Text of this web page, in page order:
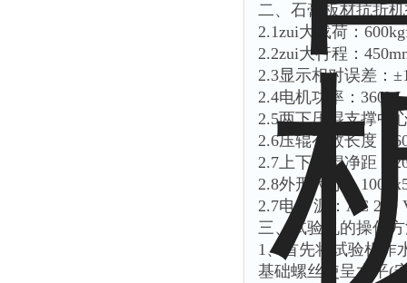
二、石膏板材抗折
2.1zui大载荷：
2.2zui大行程：
2.3显示相对误差：
2.4电机功率：360W
2.5两下压棍支撑中
2.6压辊有效长度：
2.7上下压辊净距：
2.8外形尺寸：
2.7电 源：AC 220
三、试验机的操作
1、首先将试验机作
基础螺丝使呈水平(